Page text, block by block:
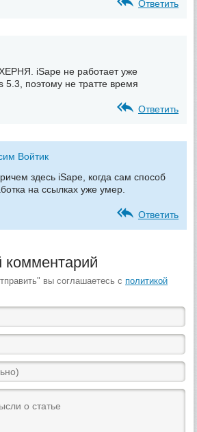
Ответить
iSape не работает уже
5.3, поэтому не тратте время
Ответить
Войтик
здесь iSape, когда сам способ
на ссылках уже умер.
Ответить
комментарий
вы соглашаетесь с политикой